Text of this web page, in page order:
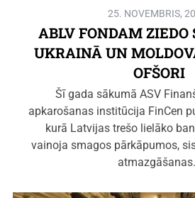
25. NOVEMBRIS,
ABLV FONDAM ZIEDO
UKRAINĀ UN
OFŠORI
Šī gada sākumā ASV
apkarošanas institūcija FinCen
kurā Latvijas trešo lielāko
vainoja smagos pārkāpumos,